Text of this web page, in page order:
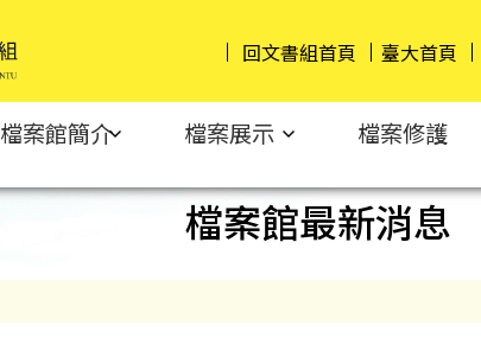
回文書組首頁
臺大首頁
檔案館簡介 檔案展示 檔案修護
檔案館最新消息